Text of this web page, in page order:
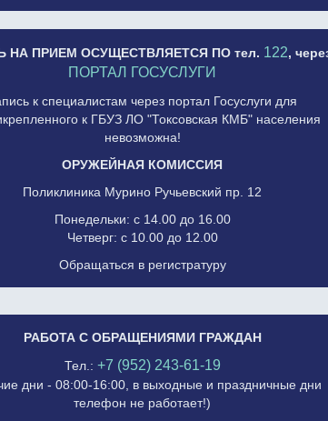
НА ПРИЕМ ОСУЩЕСТВЛЯЕТСЯ ПО тел. 122,
ПОРТАЛ ГОСУСЛУГИ
к специалистам через портал Госуслуги для
к ГБУЗ ЛО "Токсовская КМБ" населения
невозможна!
ОРУЖЕЙНАЯ КОМИССИЯ
Поликлиника Мурино Ручьевский пр. 12
Понедельки: с 14.00 до 16.00
Четверг: с 10.00 до 12.00
Обращаться в регистратуру
РАБОТА С ОБРАЩЕНИЯМИ ГРАЖДАН
Тел.: +7 (952) 243-61-19
дни - 08:00-16:00, в выходные и праздничные дни
телефон не работает!)